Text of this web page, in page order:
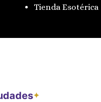
Tienda Esotérica
✦